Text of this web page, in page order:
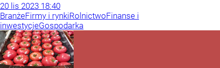
20 lis 2023 18:40
BranżeFirmy i rynkiRolnictwoFinanse i
inwestycjeGospodarka